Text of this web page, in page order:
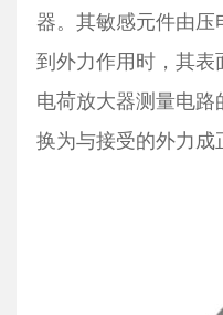
器。其敏感元件由
到外力作用时，其
电荷放大器测量电
换为与接受的外力成